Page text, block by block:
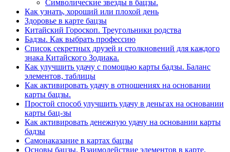
Символические звезды в бацзы.
Как узнать, хороший или плохой день
Здоровье в карте бацзы
Китайский Гороскоп. Треугольники родства
Бадзы. Как выбрать профессию
Список секретных друзей и cтолкновений для каждого
знака Китайского Зодиака.
Как улучшить удачу с помощью карты бадзы. Баланс
элементов, таблицы
Как активировать удачу в отношениях на основании
карты бацзы.
Простой способ улучшить удачу в деньгах на основании
карты бац-зы
Как активировать денежную удачу на основании карты
бадзы
Самонаказание в картах бацзы
Основы бацзы. Взаимодействие элементов в карте,